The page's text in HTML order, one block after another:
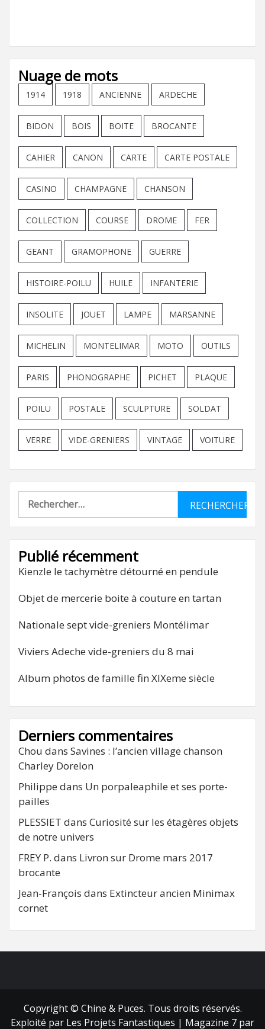
Nuage de mots
1914 1918 ANCIENNE ARDECHE
BIDON BOIS BOITE BROCANTE
CAHIER CANON CARTE CARTE POSTALE
CASINO CHAMPAGNE CHANSON
COLLECTION COURSE DROME FER
GEANT GRAMOPHONE GUERRE
HISTOIRE-POILU HUILE INFANTERIE
INSOLITE JOUET LAMPE MARSANNE
MICHELIN MONTELIMAR MOTO OUTILS
PARIS PHONOGRAPHE PICHET PLAQUE
POILU POSTALE SCULPTURE SOLDAT
VERRE VIDE-GRENIERS VINTAGE VOITURE
Rechercher :
Publié récemment
Kienzle le tachymètre détourné en pendule
Objet de mercerie boite à couture en tartan
Nationale sept vide-greniers Montélimar
Viviers Adeche vide-greniers du 8 mai
Album photos de famille fin XIXeme siècle
Derniers commentaires
Chou dans Savines : l’ancien village chanson
Charley Dorelon
Philippe dans Un porpaleaphile et ses porte-
pailles
PLESSIET dans Curiosité sur les étagères objets
de notre univers
FREY P. dans Livron sur Drome mars 2017
brocante
Jean-François dans Extincteur ancien Minimax
cornet
Copyright © Chine & Puces. Tous droits réservés.
Exploité par Les Projets Fantastiques | Magazine 7 par